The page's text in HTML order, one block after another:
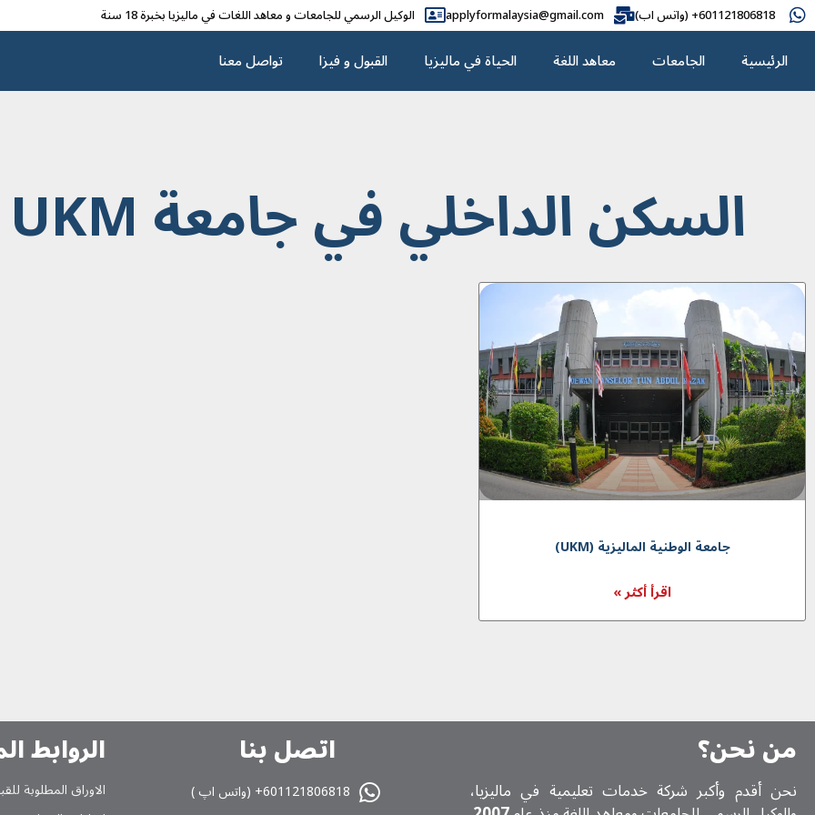
601121806818+ (واتس اب) applyformalaysia@gmail.com الوکیل الرسمي للجامعات و معاهد اللغات في مالیزیا بخبرة 18 سنة
الرئيسية الجامعات معاهد اللغة الحياة في ماليزيا القبول و فیزا تواصل معنا
السكن الداخلي في جامعة UKM ماليزيا
جامعة الوطنية الماليزية (UKM)
اقرأ أكثر »
من نحن؟
نحن أقدم وأكبر شركة خدمات تعلیمیة في ماليزيا،
اتصل بنا
601121806818+ (واتس اپ )
الروابط
الاوراق المطلوبة